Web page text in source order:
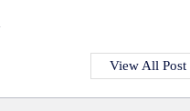
View All Post